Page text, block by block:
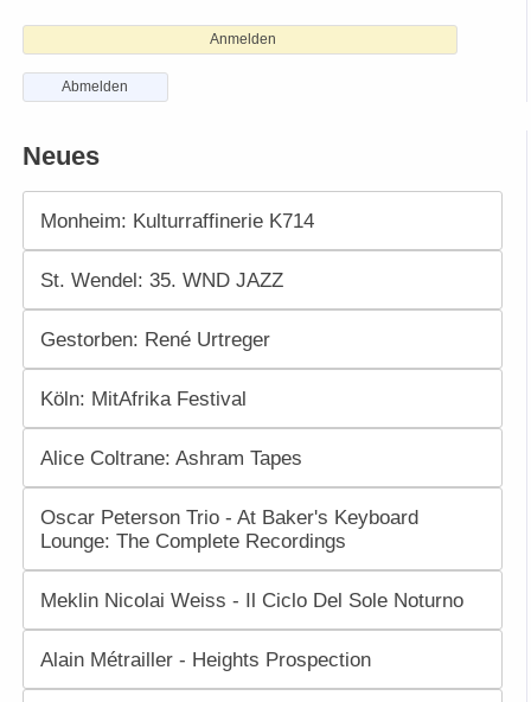
Anmelden
Abmelden
Neues
Monheim: Kulturraffinerie K714
St. Wendel: 35. WND JAZZ
Gestorben: René Urtreger
Köln: MitAfrika Festival
Alice Coltrane: Ashram Tapes
Oscar Peterson Trio - At Baker's Keyboard
Lounge: The Complete Recordings
Meklin Nicolai Weiss - Il Ciclo Del Sole Noturno
Alain Métrailler - Heights Prospection